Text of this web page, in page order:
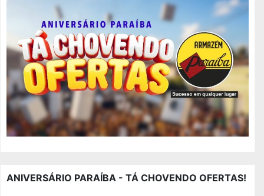
ANIVERSÁRIO PARAÍBA - TÁ CHOVENDO OFERTAS!